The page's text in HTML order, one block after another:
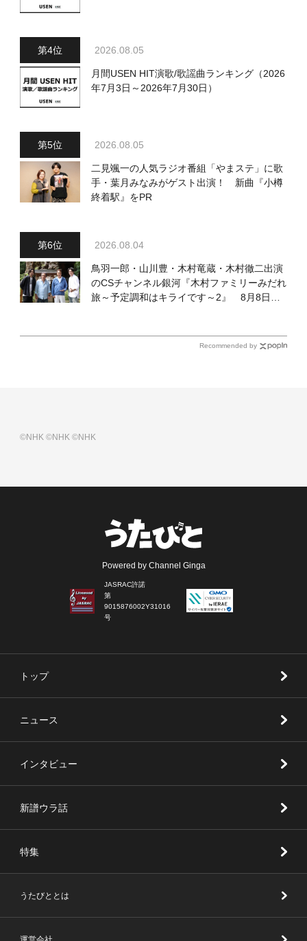
2026.08.05
月間USEN HIT演歌/歌謡曲ランキング（2026
年7月3日～2026年7月30日）
2026.08.05
二見颯一の人気ラジオ番組「やまステ」に歌
手・葉月みなみがゲスト出演！ 新曲『小樽
終着駅』をPR
2026.08.04
鳥羽一郎・山川豊・木村竜蔵・木村徹二出演
のCSチャンネル銀河『木村ファミリーみだれ
旅～予定調和はキライです～2』 8月8日
Recommended by
©NHK©NHK©NHK
Powered by Channel Ginga
JASRAC許諾
第
9015876002Y31016
号
トップ
ニュース
インタビュー
新譜ウラ話
特集
うたびととは